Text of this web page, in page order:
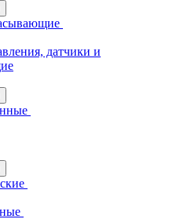
датчики и